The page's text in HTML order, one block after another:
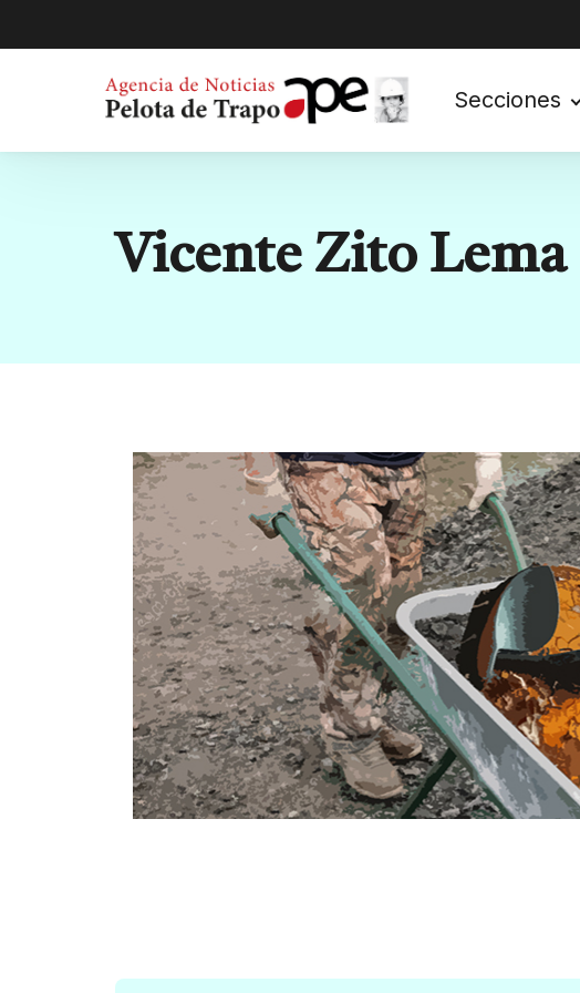
Secciones
Etiqueta:
Vicente Zito Lema